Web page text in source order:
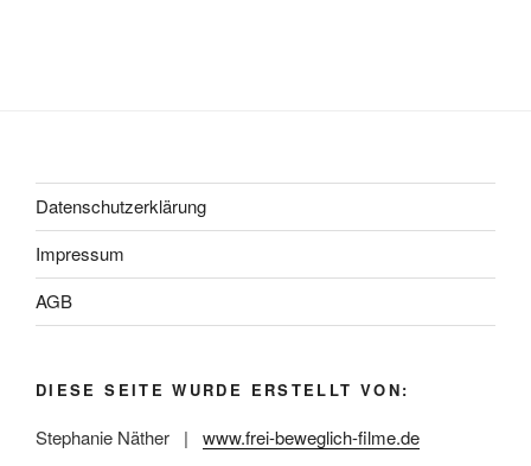
Datenschutzerklärung
Impressum
AGB
DIESE SEITE WURDE ERSTELLT VON:
Stephanie Näther | www.frei-beweglich-filme.de